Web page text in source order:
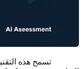
تسمح هذه